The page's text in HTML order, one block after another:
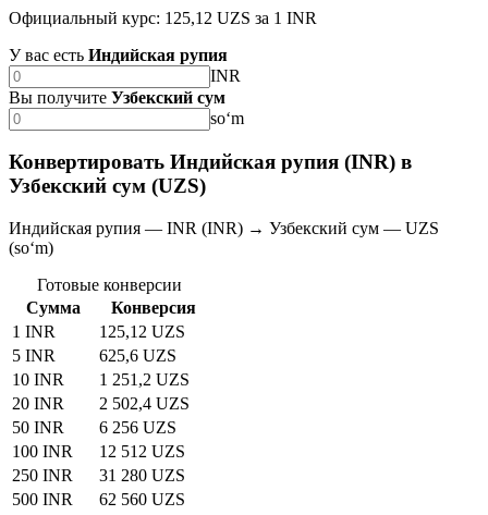
Официальный курс: 125,12 UZS за 1 INR
У вас есть Индийская рупия
INR
Вы получите Узбекский сум
soʻm
Конвертировать Индийская рупия (INR) в
Узбекский сум (UZS)
Индийская рупия — INR (INR) → Узбекский сум — UZS
(soʻm)
Готовые конверсии
Сумма
Конверсия
1 INR
125,12 UZS
5 INR
625,6 UZS
10 INR
1 251,2 UZS
20 INR
2 502,4 UZS
50 INR
6 256 UZS
100 INR
12 512 UZS
250 INR
31 280 UZS
500 INR
62 560 UZS